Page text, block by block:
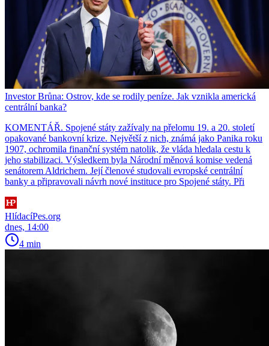
Investor Brůna: Ostrov, kde se rodily peníze. Jak vznikla americká
centrální banka?
KOMENTÁŘ. Spojené státy zažívaly na přelomu 19. a 20. století
opakované bankovní krize. Největší z nich, známá jako Panika roku
1907, ochromila finanční systém natolik, že vláda hledala cestu k
jeho stabilizaci. Výsledkem byla Národní měnová komise vedená
senátorem Aldrichem. Její členové studovali evropské centrální
banky a připravovali návrh nové instituce pro Spojené státy. Při
HlídacíPes.org
dnes, 14:00
4 min